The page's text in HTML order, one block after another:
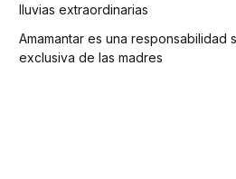
lluvias extraordinarias
Amamantar es una responsabilidad
exclusiva de las madres